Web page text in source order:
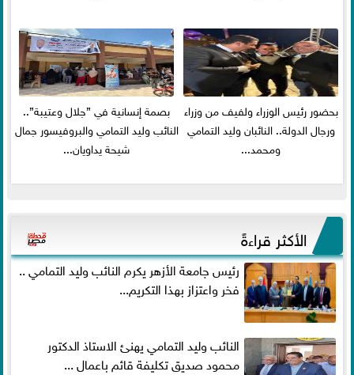
بحضور رئيس الوزراء ولفيف من وزراء
ورجال الدولة.. النائبان وليد التمامي
ومحمد...
بصمة إنسانية في ”جلال وعتيبة”..
النائب وليد التمامي والبروفيسور جمال
شيحة يداويان...
الأكثر قراءةً
رئيس جامعة الأزهر يكرم النائب وليد التمامي ..
فخر واعتزاز بهذا التكريم...
النائب وليد التمامي يهنئ الاستاذ الدكتور
محمود صديق تكليفة قائم باعمال ...